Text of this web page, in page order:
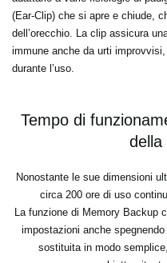
(Ear-Clip) che si apre e chiude,
dell’orecchio. La clip assicura
immune anche da urti
durante l’uso.
Tempo di
della
Nonostante le sue dimensioni
circa 200 ore di uso
La funzione di Memory Backup
impostazioni anche
sostituita in modo